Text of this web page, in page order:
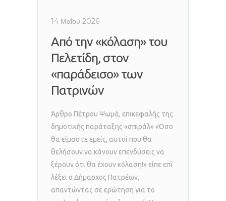
14 Μαΐου 2026
Από την «κόλαση» του
Πελετίδη, στον
«παράδεισο» των
Πατρινών
Άρθρο Πέτρου Ψωμά, επικεφαλής της
δημοτικής παράταξης «σπιράλ» «Όσο
θα είμαστε εμείς, αυτοί που θα
θελήσουν να κάνουν επενδύσεις να
ξέρουν ότι θα έχουν κόλαση!» είπε επί
λέξει ο Δήμαρχος Πατρέων,
απαντώντας σε ερώτηση για το